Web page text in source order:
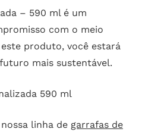
– 590 ml é um
com o meio
produto, você estará
mais sustentável.
590 ml
linha de garrafas de